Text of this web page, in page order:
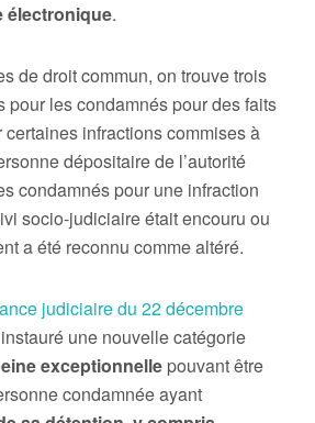
électronique.
de droit commun, on trouve trois
pour les condamnés pour des faits
certaines infractions commises à
dépositaire de l’autorité
condamnés pour une infraction
socio-judiciaire était encouru ou
a été reconnu comme altéré.
judiciaire du 22 décembre
une nouvelle catégorie
exceptionnelle pouvant être
condamnée ayant